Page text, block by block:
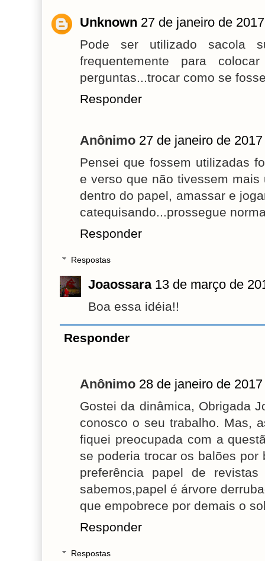
Unknown 27 de janeiro de
Pode ser utilizado sacola
frequentemente para
perguntas...trocar como se
Responder
Anônimo 27 de janeiro de
Pensei que fossem utilizadas
e verso que não tivessem
dentro do papel, amassar e
catequisando...prossegue
Responder
Respostas
Joaossara 13 de março de
Boa essa idéia!!
Responder
Anônimo 28 de janeiro de
Gostei da dinâmica, Obrigada
conosco o seu trabalho. Mas,
fiquei preocupada com a
se poderia trocar os balões
preferência papel de
sabemos,papel é árvore
que empobrece por demais o
Responder
Respostas